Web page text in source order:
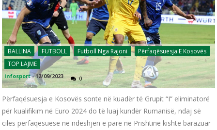
BALLINA FUTBOLL Futboll Nga Rajoni
Përfaqësuesja E Kosovës
TOP LAJME
infosport -12/09/2023 0
Përfaqësuesja e Kosovës sonte në kuadër të Grupit “I” eliminatorë
për kualifikim në Euro 2024 do të luaj kundër Rumanisë, ndaj së
cilës përfaqësuese në ndeshjen e parë në Prishtinë kishte barazuar